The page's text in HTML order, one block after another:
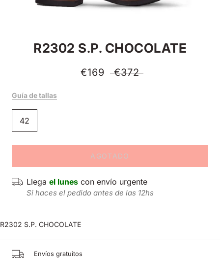
R2302 S.P. CHOCOLATE
€169 €372
Guía de tallas
42
AGOTADO
Llega el lunes con envío urgente
Si haces el pedido antes de las 12hs
R2302 S.P. CHOCOLATE
Envíos gratuitos